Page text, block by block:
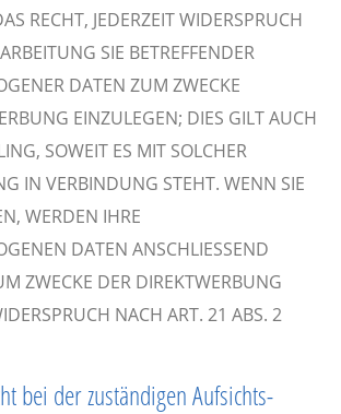
RECHT, JEDERZEIT WIDERSPRUCH
SIE BETREFFENDER
DATEN ZUM ZWECKE
EINZULEGEN; DIES GILT AUCH
SOWEIT ES MIT SOLCHER
IN VERBINDUNG STEHT. WENN SIE
WERDEN IHRE
DATEN ANSCHLIESSEND
ZWECKE DER DIREKTWERBUNG
NACH ART. 21 ABS. 2
bei der zuständigen Aufsichts­